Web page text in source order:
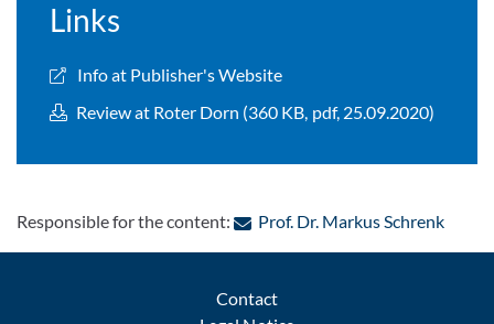
Links
Info at Publisher's Website
Review at Roter Dorn (360 KB, pdf, 25.09.2020)
Responsible for the content: Prof. Dr. Markus Schrenk:
Contact